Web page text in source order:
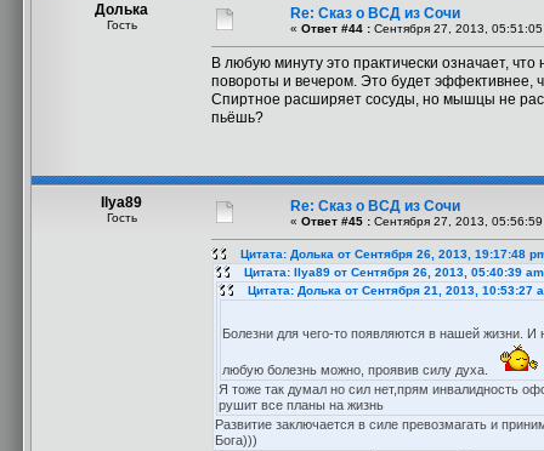
Долька
Гость
Re: Сказ о ВСД из Сочи
« Ответ #44 : Сентября 27, 2013,
В любую минуту это практически означает,
повороты и вечером. Это будет эффективнее,
Спиртное расширяет сосуды, но мышцы не
пьёшь?
Ilya89
Гость
Re: Сказ о ВСД из Сочи
« Ответ #45 : Сентября 27, 2013,
Цитата: Долька от Сентября 26, 2013, 19:17:48
Цитата: Ilya89 от Сентября 26, 2013, 05:40:39 am
Цитата: Долька от Сентября 21, 2013, 10:53:27
Болезни для чего-то появляются в нашей жизни.
любую болезнь можно, проявив силу духа.
Я тоже так думал но сил нет,прям инвалидность
рушит все планы на жизнь
Развитие заключается в силе превозмагать и
Бога)))